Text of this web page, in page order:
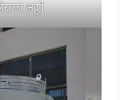
भट्ठी